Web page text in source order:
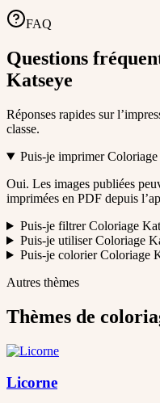
FAQ
Questions
Katseye
Réponses rapides sur
classe.
Puis-je imprimer
Oui. Les images publiées
imprimées en PDF depuis
Puis-je filtrer Coloriage
Puis-je utiliser Coloriage
Puis-je colorier Coloriage
Autres thèmes
Thèmes de
Licorne